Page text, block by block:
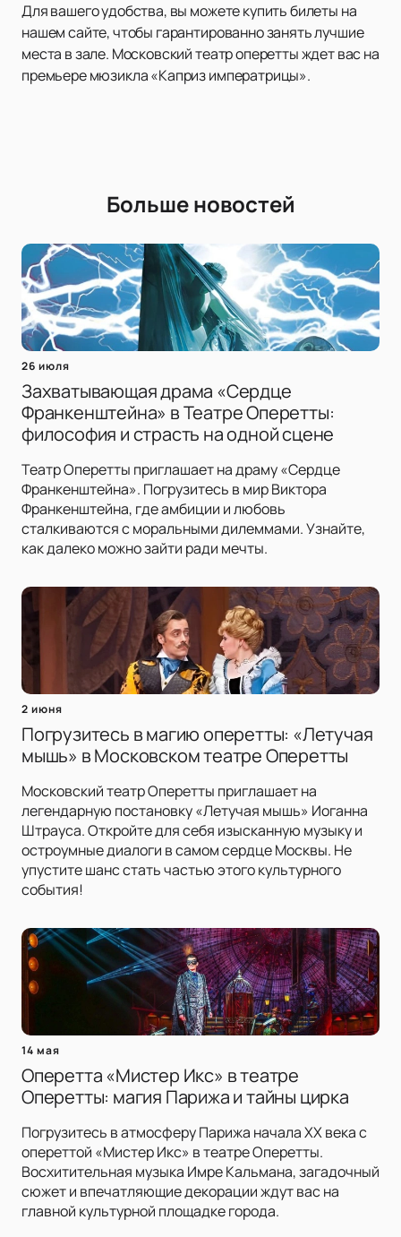
Для вашего удобства, вы можете купить билеты на
нашем сайте, чтобы гарантированно занять лучшие
места в зале. Московский театр оперетты ждет вас на
премьере мюзикла «Каприз императрицы».
Больше новостей
26 июля
Захватывающая драма «Сердце
Франкенштейна» в Театре Оперетты:
философия и страсть на одной сцене
Театр Оперетты приглашает на драму «Сердце
Франкенштейна». Погрузитесь в мир Виктора
Франкенштейна, где амбиции и любовь
сталкиваются с моральными дилеммами. Узнайте,
как далеко можно зайти ради мечты.
2 июня
Погрузитесь в магию оперетты: «Летучая
мышь» в Московском театре Оперетты
Московский театр Оперетты приглашает на
легендарную постановку «Летучая мышь» Иоганна
Штрауса. Откройте для себя изысканную музыку и
остроумные диалоги в самом сердце Москвы. Не
упустите шанс стать частью этого культурного
события!
14 мая
Оперетта «Мистер Икс» в театре
Оперетты: магия Парижа и тайны цирка
Погрузитесь в атмосферу Парижа начала XX века с
опереттой «Мистер Икс» в театре Оперетты.
Восхитительная музыка Имре Кальмана, загадочный
сюжет и впечатляющие декорации ждут вас на
главной культурной площадке города.